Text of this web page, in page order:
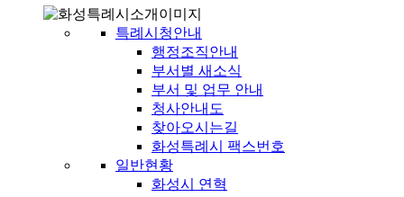
특례시청안내
행정조직안내
부서별 새소식
부서 및 업무 안내
청사안내도
찾아오시는길
화성특례시 팩스번호
일반현황
화성시 연혁